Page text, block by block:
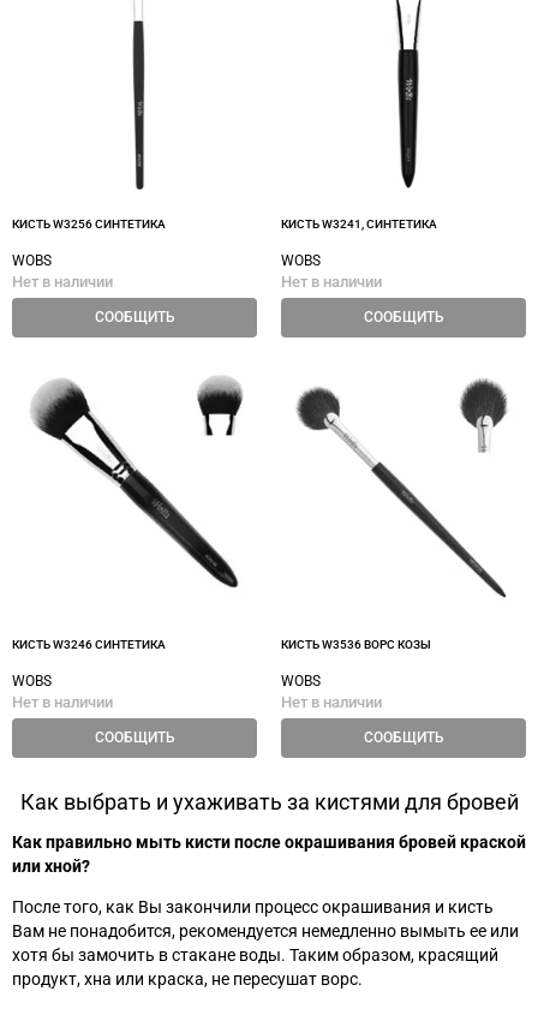
КИСТЬ W3256 СИНТЕТИКА
WOBS
Нет в наличии
СООБЩИТЬ
КИСТЬ W3241, СИНТЕТИКА
WOBS
Нет в наличии
СООБЩИТЬ
КИСТЬ W3246 СИНТЕТИКА
WOBS
Нет в наличии
СООБЩИТЬ
КИСТЬ W3536 ВОРС КОЗЫ
WOBS
Нет в наличии
СООБЩИТЬ
Как выбрать и ухаживать за кистями для бровей
Как правильно мыть кисти после окрашивания бровей краской
или хной?
После того, как Вы закончили процесс окрашивания и кисть
Вам не понадобится, рекомендуется немедленно вымыть ее или
хотя бы замочить в стакане воды. Таким образом, красящий
продукт, хна или краска, не пересушат ворс.